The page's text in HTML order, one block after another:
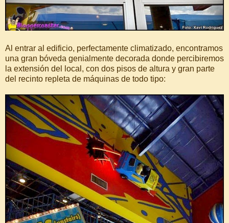
Al entrar al edificio, perfectamente climatizado, encontramos
una gran bóveda genialmente decorada donde percibiremos
la extensión del local, con dos pisos de altura y gran parte
del recinto repleta de máquinas de todo tipo: